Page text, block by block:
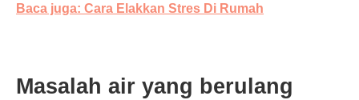
Baca juga: Cara Elakkan Stres Di Rumah
Masalah air yang berulang